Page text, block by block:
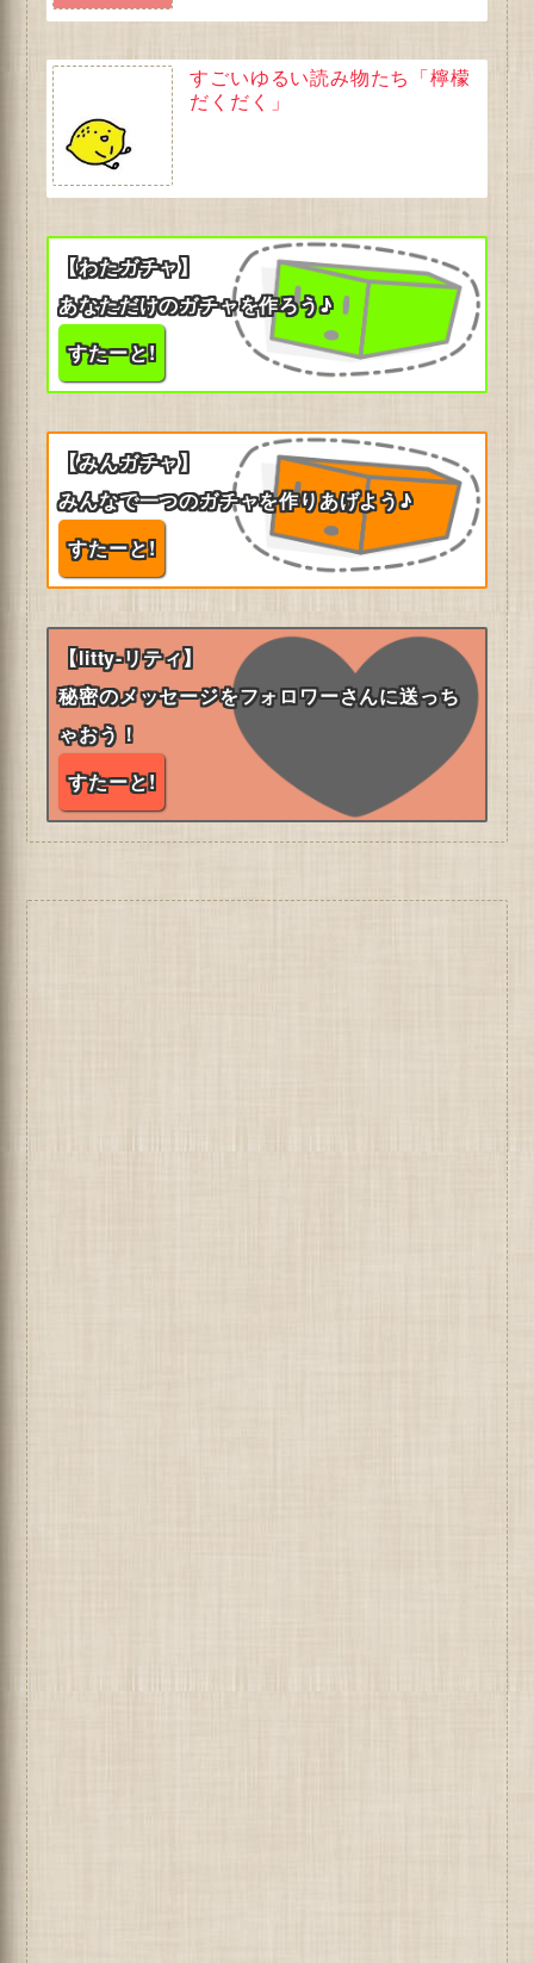
すごいゆるい読み物たち「檸檬
だくだく」
【わたガチャ】
あなただけのガチャを作ろう♪
すたーと!
【みんガチャ】
みんなで一つのガチャを作りあげよう♪
すたーと!
【litty-リティ】
秘密のメッセージをフォロワーさんに送っち
ゃおう！
すたーと!